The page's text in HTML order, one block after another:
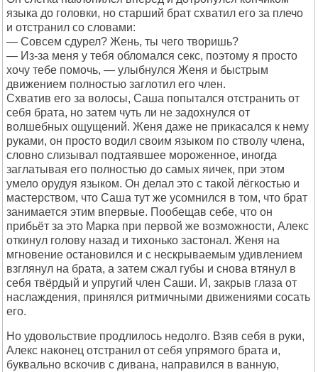
языка до головки, но старший брат схватил его за плечо
и отстранил со словами:
— Совсем сдурел? Жень, ты чего творишь?
— Из-за меня у тебя обломался секс, поэтому я просто
хочу тебе помочь, — улыбнулся Женя и быстрым
движением полностью заглотил его член.
Схватив его за волосы, Саша попытался отстранить от
себя брата, но затем чуть ли не задохнулся от
волшебных ощущений. Женя даже не прикасался к нему
руками, он просто водил своим языком по стволу члена,
словно слизывал подтаявшее мороженное, иногда
заглатывая его полностью до самых яичек, при этом
умело орудуя языком. Он делал это с такой лёгкостью и
мастерством, что Саша тут же усомнился в том, что брат
занимается этим впервые. Пообещав себе, что он
прибьёт за это Марка при первой же возможности, Алекс
откинул голову назад и тихонько застонал. Женя на
мгновение остановился и с нескрываемым удивлением
взглянул на брата, а затем сжал губы и снова втянул в
себя твёрдый и упругий член Саши. И, закрыв глаза от
наслаждения, принялся ритмичными движениями сосать
его.
Но удовольствие продлилось недолго. Взяв себя в руки,
Алекс наконец отстранил от себя упрямого брата и,
буквально вскочив с дивана, направился в ванную,